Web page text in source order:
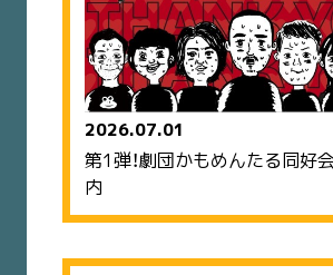
2026.07.01
第1弾！劇団かもめんたる同好
内